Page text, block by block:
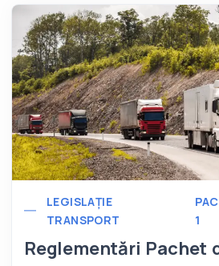
LEGISLAȚIE
TRANSPORT
1
Reglementări Pachet